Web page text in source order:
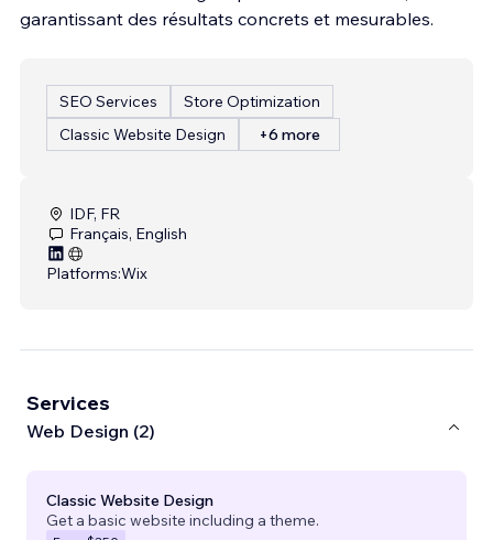
garantissant des résultats concrets et mesurables.
SEO Services
Store Optimization
Classic Website Design
+6 more
IDF, FR
Français, English
Platforms:Wix
Services
Web Design (2)
Classic Website Design
Get a basic website including a theme.